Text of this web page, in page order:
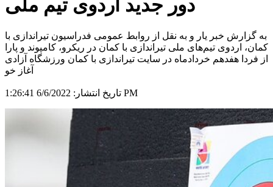
دور جدید اردوی تیم ملی
به گزارش خبر یار و به نقل از روابط عمومی فدراسیون تیراندازی با
کمان، اردوی تیم‌های ملی تیراندازی با کمان در ریکرو، کامپوند و پارا
از فردا هفدهم خردادماه در سایت تیراندازی با کمان ورزشگاه آزادی
آغاز خو
تاریخ انتشار: 6/6/2022 1:26:41 PM